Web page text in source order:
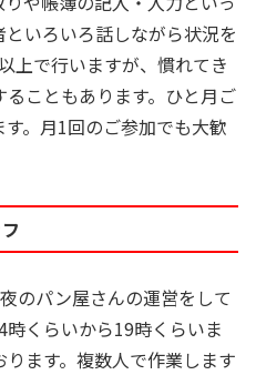
いろいろ話しながら状況を
上で行いますが、慣れてき
こともあります。ひと月ご
。月1回のご参加でも大歓
のパン屋さんの運営をして
くらいから19時くらいま
ます。複数人で作業します